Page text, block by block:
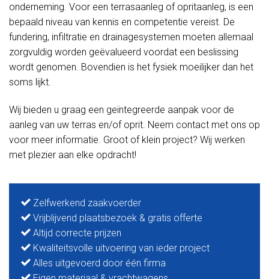
onderneming. Voor een terrasaanleg of opritaanleg, is een
bepaald niveau van kennis en competentie vereist. De
fundering, infiltratie en drainagesystemen moeten allemaal
zorgvuldig worden geëvalueerd voordat een beslissing
wordt genomen. Bovendien is het fysiek moeilijker dan het
soms lijkt.
Wij bieden u graag een geïntegreerde aanpak voor de
aanleg van uw terras en/of oprit. Neem contact met ons op
voor meer informatie. Groot of klein project? Wij werken
met plezier aan elke opdracht!
Zelfwerkend zaakvoerder
Vrijblijvend plaatsbezoek & gratis offerte
Altijd correcte prijzen
Kwaliteitsvolle uitvoering van ieder project
Alles uitgevoerd door één firma